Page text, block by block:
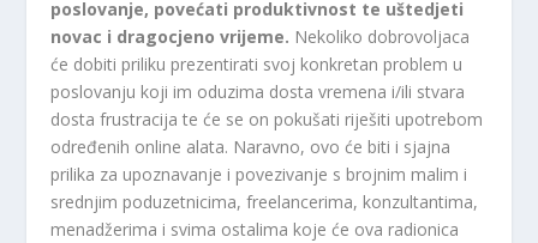
poslovanje, povećati produktivnost te uštedjeti
novac i dragocjeno vrijeme. Nekoliko dobrovoljaca
će dobiti priliku prezentirati svoj konkretan problem u
poslovanju koji im oduzima dosta vremena i/ili stvara
dosta frustracija te će se on pokušati riješiti upotrebom
određenih online alata. Naravno, ovo će biti i sjajna
prilika za upoznavanje i povezivanje s brojnim malim i
srednjim poduzetnicima, freelancerima, konzultantima,
menadžerima i svima ostalima koje će ova radionica